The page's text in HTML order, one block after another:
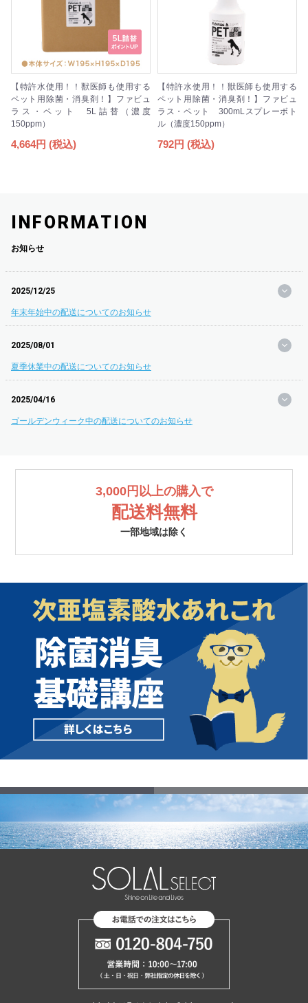
【特許水使用！！獣医師も使用する
ペット用除菌・消臭剤！】ファビュ
ラス・ペット 5L詰替（濃度
150ppm）
4,664円 (税込)
【特許水使用！！獣医師も使用する
ペット用除菌・消臭剤！】ファビュ
ラス・ペット 300mLスプレーボト
ル（濃度150ppm）
792円 (税込)
INFORMATION
お知らせ
2025/12/25
年末年始中の配送についてのお知らせ
2025/08/01
夏季休業中の配送についてのお知らせ
2025/04/16
ゴールデンウィーク中の配送についてのお知らせ
3,000円以上の購入で
配送料無料
一部地域は除く